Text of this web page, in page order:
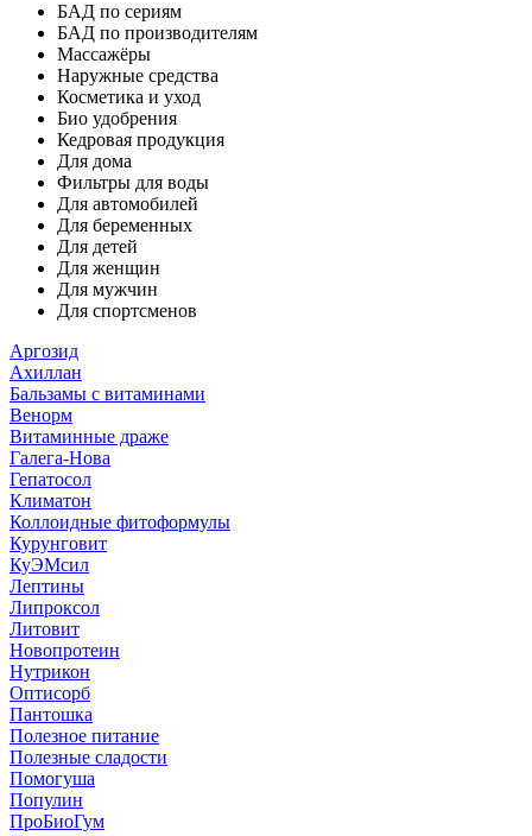
БАД по сериям
БАД по производителям
Массажёры
Наружные средства
Косметика и уход
Био удобрения
Кедровая продукция
Для дома
Фильтры для воды
Для автомобилей
Для беременных
Для детей
Для женщин
Для мужчин
Для спортсменов
Аргозид
Ахиллан
Бальзамы с витаминами
Венорм
Витаминные драже
Галега-Нова
Гепатосол
Климатон
Коллоидные фитоформулы
Курунговит
КуЭМсил
Лептины
Липроксол
Литовит
Новопротеин
Нутрикон
Оптисорб
Пантошка
Полезное питание
Полезные сладости
Помогуша
Популин
ПроБиоГум